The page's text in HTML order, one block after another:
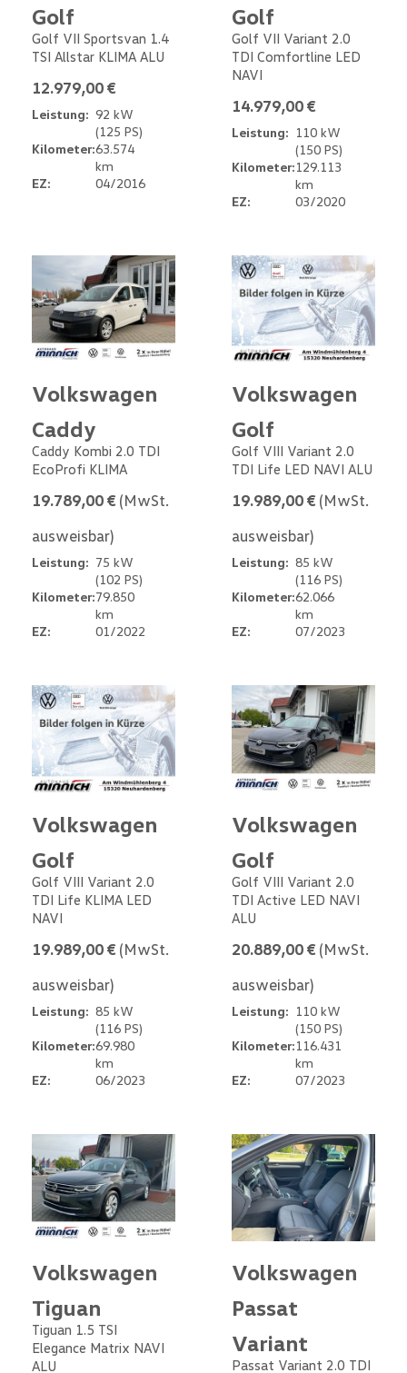
Golf
Golf VII Sportsvan 1.4
TSI Allstar KLIMA ALU
12.979,00 €
Leistung: 92 kW
(125 PS)
Kilometer:63.574
km
EZ:
04/2016
Golf
Golf VII Variant 2.0
TDI Comfortline LED
NAVI
14.979,00 €
Leistung: 110 kW
(150 PS)
Kilometer:129.113
km
EZ:
03/2020
Volkswagen
Caddy
Caddy Kombi 2.0 TDI
EcoProfi KLIMA
19.789,00 € (MwSt.
ausweisbar)
Leistung: 75 kW
(102 PS)
Kilometer:79.850
km
EZ:
01/2022
Volkswagen
Golf
Golf VIII Variant 2.0
TDI Life LED NAVI ALU
19.989,00 € (MwSt.
ausweisbar)
Leistung: 85 kW
(116 PS)
Kilometer:62.066
km
EZ:
07/2023
Volkswagen
Golf
Golf VIII Variant 2.0
TDI Life KLIMA LED
NAVI
19.989,00 € (MwSt.
ausweisbar)
Leistung: 85 kW
(116 PS)
Kilometer:69.980
km
EZ:
06/2023
Volkswagen
Golf
Golf VIII Variant 2.0
TDI Active LED NAVI
ALU
20.889,00 € (MwSt.
ausweisbar)
Leistung: 110 kW
(150 PS)
Kilometer:116.431
km
EZ:
07/2023
Volkswagen
Tiguan
Tiguan 1.5 TSI
Elegance Matrix NAVI
ALU
Volkswagen
Passat
Variant
Passat Variant 2.0 TDI